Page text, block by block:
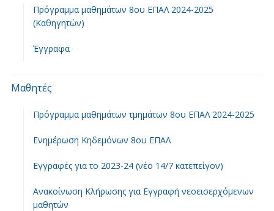
Πρόγραμμα μαθημάτων 8ου ΕΠΑΛ 2024-2025
(Καθηγητών)
Έγγραφα
Μαθητές
Πρόγραμμα μαθημάτων τμημάτων 8ου ΕΠΑΛ 2024-2025
Ενημέρωση Κηδεμόνων 8ου ΕΠΑΛ
Εγγραφές για το 2023-24 (νέο 14/7 κατεπείγον)
Ανακοίνωση Κλήρωσης για Εγγραφή νεοεισερχόμενων
μαθητών